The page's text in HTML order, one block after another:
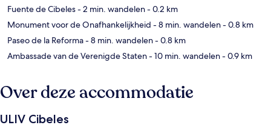
Fuente de Cibeles- 2 min. wandelen- 0.2 km
Monument voor de Onafhankelijkheid - 8 min. wandelen- 0.8 km
Paseo de la Reforma- 8 min. wandelen- 0.8 km
Ambassade van de Verenigde Staten- 10 min. wandelen- 0.9 km
Over deze accommodatie
ULIV Cibeles